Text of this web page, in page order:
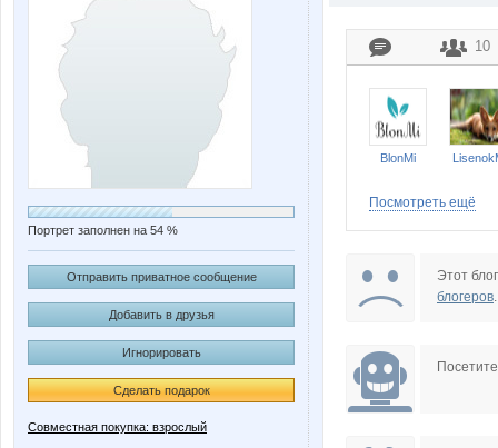
Портрет заполнен на 54 %
Отправить приватное сообщение
Добавить в друзья
Игнорировать
Сделать подарок
Совместная покупка: взрослый
10
BlonMi
Посмотреть ещё
Этот
блогеров.